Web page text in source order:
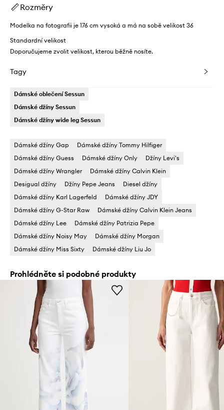
Rozměry
Modelka na fotografii je 176 cm vysoká a má na sobě velikost 36
Standardní velikost
Doporučujeme zvolit velikost, kterou běžně nosíte.
Tagy
Dámské oblečení Sessun
Dámské džíny Sessun
Dámské džíny wide leg Sessun
Dámské džíny Gap
Dámské džíny Tommy Hilfiger
Dámské džíny Guess
Dámské džíny Only
Džíny Levi's
Dámské džíny Wrangler
Dámské džíny Calvin Klein
Desigual džíny
Džíny Pepe Jeans
Diesel džíny
Dámské džíny Karl Lagerfeld
Dámské džíny JDY
Dámské džíny G-Star Raw
Dámské džíny Calvin Klein Jeans
Dámské džíny Lee
Dámské džíny Patrizia Pepe
Dámské džíny Noisy May
Dámské džíny Morgan
Dámské džíny Miss Sixty
Dámské džíny Liu Jo
Prohlédněte si podobné produkty